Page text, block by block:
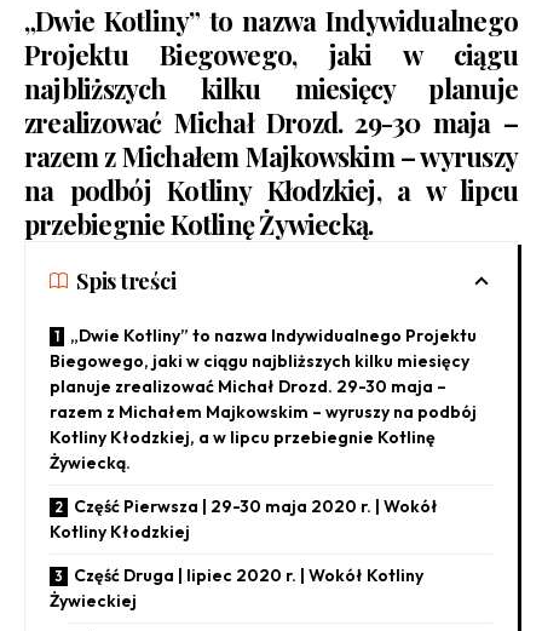
„Dwie Kotliny” to nazwa Indywidualnego
Projektu Biegowego, jaki w ciągu
najbliższych kilku miesięcy planuje
zrealizować Michał Drozd. 29-30 maja –
razem z Michałem Majkowskim – wyruszy
na podbój Kotliny Kłodzkiej, a w lipcu
przebiegnie Kotlinę Żywiecką.
Spis treści
„Dwie Kotliny” to nazwa Indywidualnego Projektu
Biegowego, jaki w ciągu najbliższych kilku miesięcy
planuje zrealizować Michał Drozd. 29-30 maja –
razem z Michałem Majkowskim – wyruszy na podbój
Kotliny Kłodzkiej, a w lipcu przebiegnie Kotlinę
Żywiecką.
Część Pierwsza | 29-30 maja 2020 r. | Wokół
Kotliny Kłodzkiej
Część Druga | lipiec 2020 r. | Wokół Kotliny
Żywieckiej